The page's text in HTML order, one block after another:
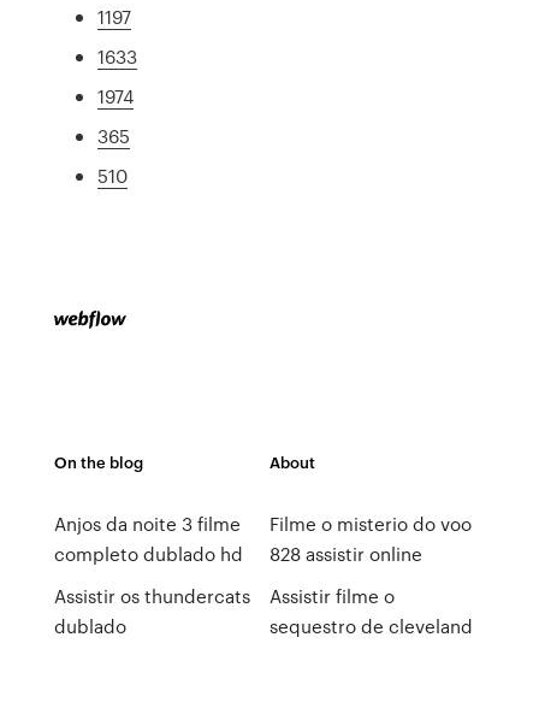
1197
1633
1974
365
510
On the blog
Anjos da noite 3 filme
completo dublado hd
Assistir os thundercats
dublado
About
Filme o misterio do voo
828 assistir online
Assistir filme o
sequestro de cleveland